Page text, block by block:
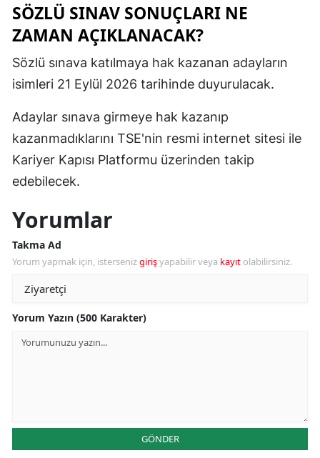
SÖZLÜ SINAV SONUÇLARI NE
ZAMAN AÇIKLANACAK?
Sözlü sınava katılmaya hak kazanan adayların
isimleri 21 Eylül 2026 tarihinde duyurulacak.
Adaylar sınava girmeye hak kazanıp
kazanmadıklarını TSE'nin resmi internet sitesi ile
Kariyer Kapısı Platformu üzerinden takip
edebilecek.
Yorumlar
Takma Ad
Yorum yapmak için, istersenizgirişyapabilir veya kayıt olabilirsiniz.
Yorum Yazın (500 Karakter)
GÖNDER